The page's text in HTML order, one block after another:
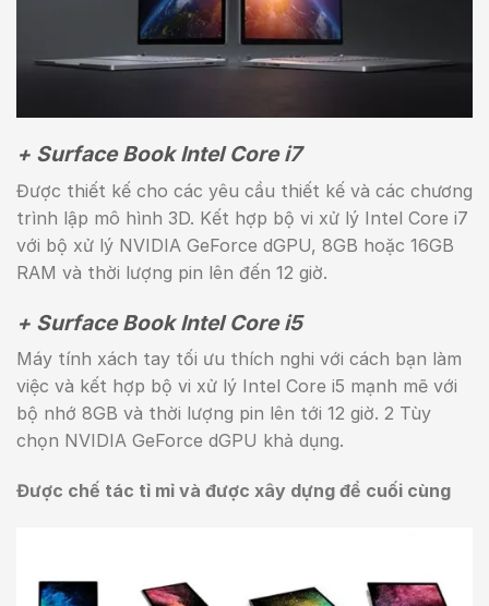
+ Surface Book Intel Core i7
Được thiết kế cho các yêu cầu thiết kế và các chương
trình lập mô hình 3D. Kết hợp bộ vi xử lý Intel Core i7
với bộ xử lý NVIDIA GeForce dGPU, 8GB hoặc 16GB
RAM và thời lượng pin lên đến 12 giờ.
+ Surface Book Intel Core i5
Máy tính xách tay tối ưu thích nghi với cách bạn làm
việc và kết hợp bộ vi xử lý Intel Core i5 mạnh mẽ với
bộ nhớ 8GB và thời lượng pin lên tới 12 giờ. 2 Tùy
chọn NVIDIA GeForce dGPU khả dụng.
Được chế tác tỉ mỉ và được xây dựng để cuối cùng